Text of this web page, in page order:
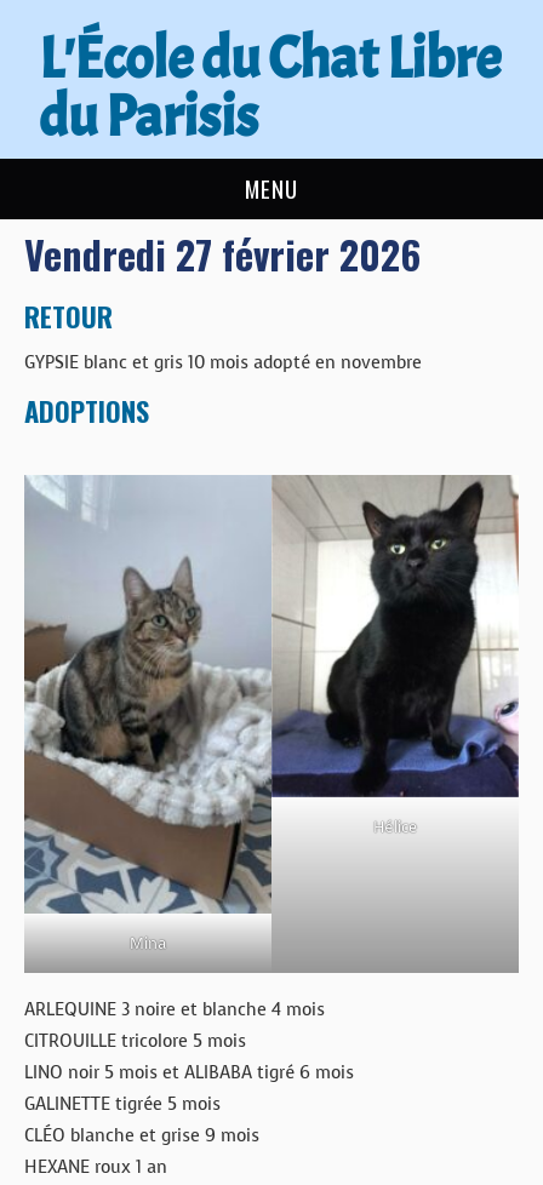
L'École du Chat Libre
du Parisis
MENU
L’ÉCOLE DU CHAT
ACTUALITÉS
ADOPTER
NOUS AIDER
CONTACT
FORUM
Vendredi 27 février 2026
RETOUR
GYPSIE blanc et gris 10 mois adopté en novembre
ADOPTIONS
Mina
Hélice
ARLEQUINE 3 noire et blanche 4 mois
CITROUILLE tricolore 5 mois
LINO noir 5 mois et ALIBABA tigré 6 mois
GALINETTE tigrée 5 mois
CLÉO blanche et grise 9 mois
HEXANE roux 1 an